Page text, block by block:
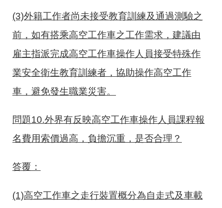
(3)外籍工作者尚未接受教育訓練及通過測驗之
前，如有搭乘高空工作車之工作需求，建議由
雇主指派完成高空工作車操作人員接受特殊作
業安全衛生教育訓練者，協助操作高空工作
車，避免發生職業災害。
問題10.外界有反映高空工作車操作人員課程報
名費用索價過高，負擔沉重，是否合理？
答覆：
(1)高空工作車之走行裝置概分為自走式及車載